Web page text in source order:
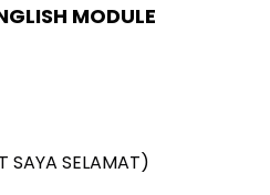
MODULE
SAYA SELAMAT)